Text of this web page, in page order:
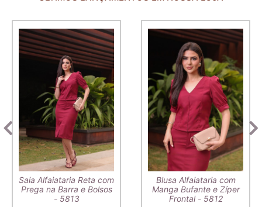
Saia Alfaiataria Reta com
Prega na Barra e Bolsos
- 5813
Blusa Alfaiataria com
Manga Bufante e Zíper
Frontal - 5812